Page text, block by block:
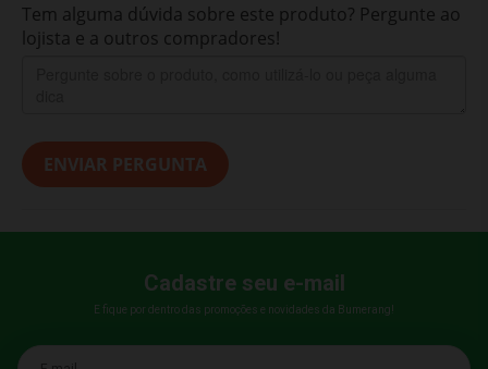
Tem alguma dúvida sobre este produto? Pergunte ao
lojista e a outros compradores!
ENVIAR PERGUNTA
Cadastre seu e-mail
E fique por dentro das promoções e novidades da Bumerang!
E-mail